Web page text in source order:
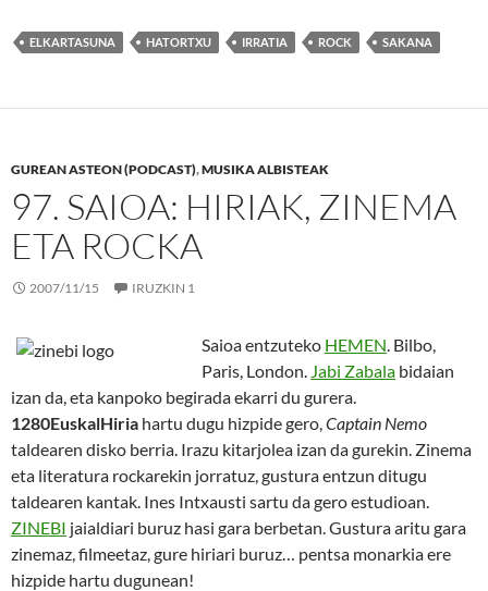
ELKARTASUNA HATORTXU IRRATIA ROCK SAKANA
GUREAN ASTEON (PODCAST),MUSIKA ALBISTEAK
97. SAIOA: HIRIAK, ZINEMA
ETA ROCKA
2007/11/15 IRUZKIN 1
Saioa entzuteko HEMEN. Bilbo,
Paris, London. Jabi Zabala bidaian
izan da, eta kanpoko begirada ekarri du gurera.
1280EuskalHiria hartu dugu hizpide gero,Captain Nemo
taldearen disko berria. Irazu kitarjolea izan da gurekin. Zinema
eta literatura rockarekin jorratuz, gustura entzun ditugu
taldearen kantak. Ines Intxausti sartu da gero estudioan.
ZINEBI jaialdiari buruz hasi gara berbetan. Gustura aritu gara
zinemaz, filmeetaz, gure hiriari buruz… pentsa monarkia ere
hizpide hartu dugunean!